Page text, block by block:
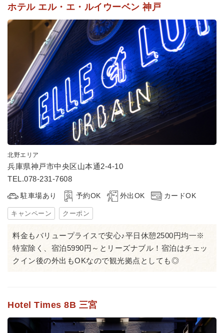
ホテル エル・エ・ルイウーベン 神戸
北野エリア
兵庫県神戸市中央区山本通2-4-10
TEL.078-231-7608
駐車場あり 予約OK 外出OK カードOK
キャンペーン クーポン
料金もバリュープライスで安心♪平日休憩2500円均一※
特室除く、宿泊5990円～とリーズナブル！宿泊はチェッ
クイン後の外出もOKなので観光拠点としても◎
Hotel Times 8B 三宮